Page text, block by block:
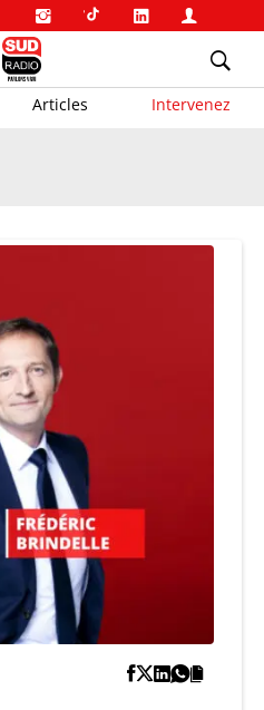
Articles Intervenez